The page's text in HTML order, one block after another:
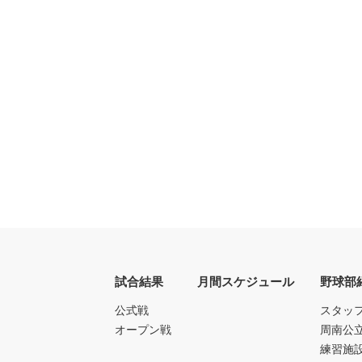
試合結果
公式戦
オープン戦
月間スケジュール 野球部
スタッ
周南公
練習施